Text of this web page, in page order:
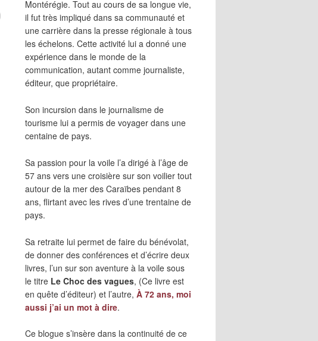
Montérégie. Tout au cours de sa longue vie,
il fut très impliqué dans sa communauté et
une carrière dans la presse régionale à tous
les échelons. Cette activité lui a donné une
expérience dans le monde de la
communication, autant comme journaliste,
éditeur, que propriétaire.
Son incursion dans le journalisme de
tourisme lui a permis de voyager dans une
centaine de pays.
Sa passion pour la voile l’a dirigé à l’âge de
57 ans vers une croisière sur son voilier tout
autour de la mer des Caraïbes pendant 8
ans, flirtant avec les rives d’une trentaine de
pays.
Sa retraite lui permet de faire du bénévolat,
de donner des conférences et d’écrire deux
livres, l’un sur son aventure à la voile sous
le titre Le Choc des vagues, (Ce livre est
en quête d’éditeur) et l’autre, À 72 ans, moi
aussi j’ai un mot à dire.
Ce blogue s’insère dans la continuité de ce